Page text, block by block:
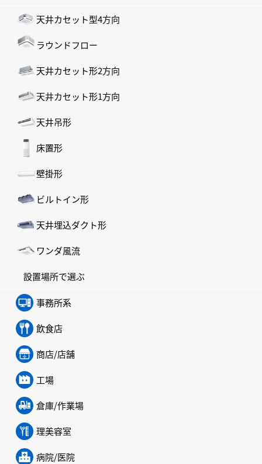
天井カセット型4方向
ラウンドフロー
天井カセット形2方向
天井カセット形1方向
天井吊形
床置形
壁掛形
ビルトイン形
天井埋込ダクト形
ワンダ風流
設置場所で選ぶ
事務所系
飲食店
商店/店舗
工場
倉庫/作業場
理美容室
病院/医院